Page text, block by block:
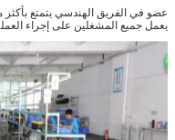
يعمل جميع المشغلين على إجراء